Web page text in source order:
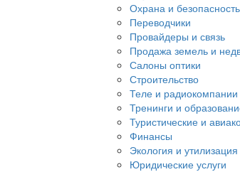
Охрана и безопасность
Переводчики
Провайдеры и связь
Продажа земель и
Салоны оптики
Строительство
Теле и радиокомпании
Тренинги и
Туристические и
Финансы
Экология и утилизация
Юридические услуги